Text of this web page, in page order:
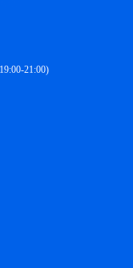
21:00)